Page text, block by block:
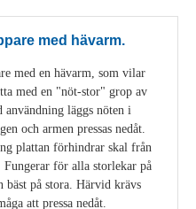
med hävarm.
med en hävarm, som vilar
med en "nöt-stor" grop av
läggs nöten i
och armen pressas nedåt.
plattan förhindrar skal från
Fungerar för alla storlekar på
bäst på stora. Härvid krävs
att pressa nedåt.